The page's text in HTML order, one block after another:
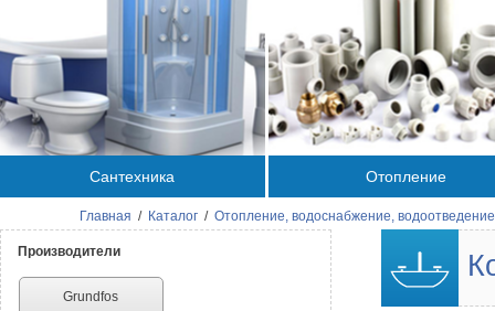
Сантехника Отопление
Главная / Каталог / Отопление, водоснабжение, водоотведение
Производители
Grundfos